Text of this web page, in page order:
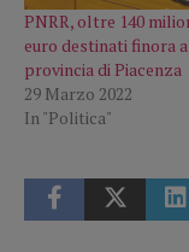
PNRR, oltre 140
euro destinati finora
provincia di Piacenza
29 Marzo 2022
In "Politica"